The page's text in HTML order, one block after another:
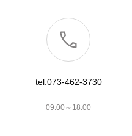
tel.073-462-3730
09:00～18:00